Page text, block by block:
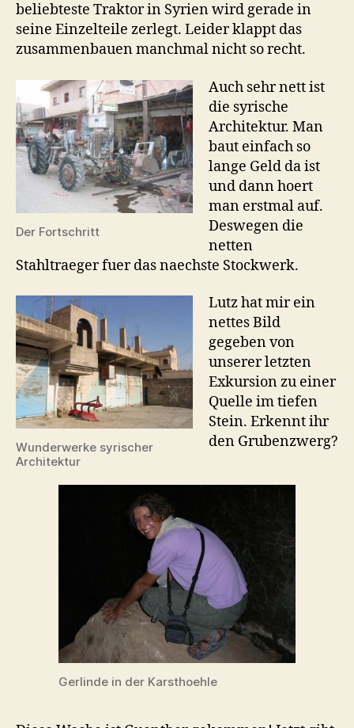
beliebteste Traktor in Syrien wird gerade in
seine Einzelteile zerlegt. Leider klappt das
zusammenbauen manchmal nicht so recht.
Der Fortschritt
Auch sehr nett ist
die syrische
Architektur. Man
baut einfach so
lange Geld da ist
und dann hoert
man erstmal auf.
Deswegen die
netten
Stahltraeger fuer das naechste Stockwerk.
Wunderwerke syrischer
Architektur
Lutz hat mir ein
nettes Bild
gegeben von
unserer letzten
Exkursion zu einer
Quelle im tiefen
Stein. Erkennt ihr
den Grubenzwerg?
Gerlinde in der Karsthoehle